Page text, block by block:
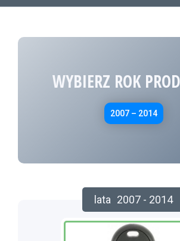
WYBIERZ ROK
2007 – 2014
lata 2007 - 2014